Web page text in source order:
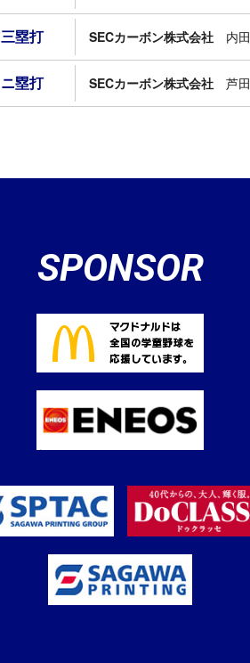
三塁打 SECカーボン株式会社 内田
ニ塁打 SECカーボン株式会社 芦
SPONSOR